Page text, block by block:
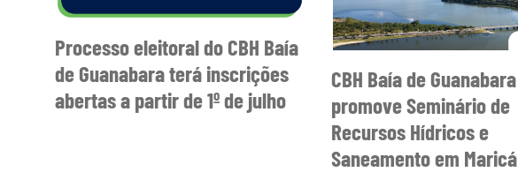
Processo eleitoral do CBH Baía
de Guanabara terá inscrições
abertas a partir de 1º de julho
CBH Baía de Guanabara
promove Seminário de
Recursos Hídricos e
Saneamento em Maricá